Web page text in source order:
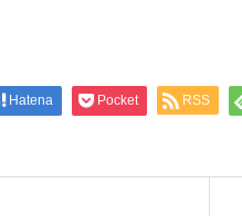
Hatena Pocket RSS